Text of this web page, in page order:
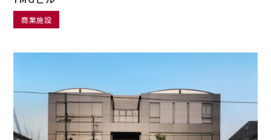
商業施設